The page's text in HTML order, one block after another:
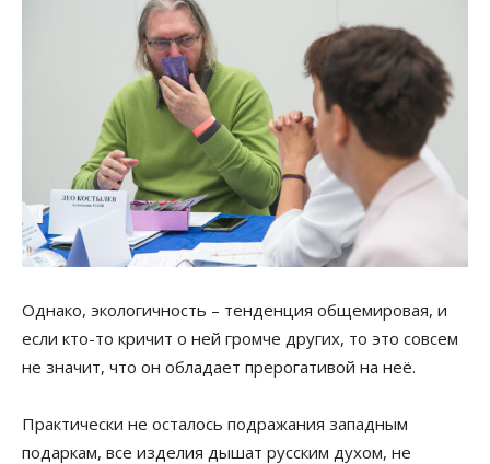
Однако, экологичность – тенденция общемировая, и
если кто-то кричит о ней громче других, то это совсем
не значит, что он обладает прерогативой на неё.
Практически не осталось подражания западным
подаркам, все изделия дышат русским духом, не